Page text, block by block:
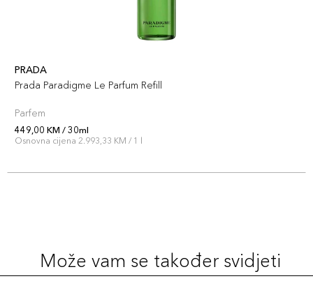
PRADA
Prada Paradigme Le Parfum Refill
Parfem
449,00 KM / 30ml
Osnovna cijena 2.993,33 KM / 1 l
Može vam se također svidjeti